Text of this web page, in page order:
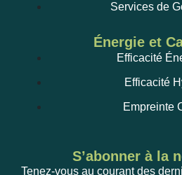
Services de
Énergie et
Efficacité
Efficacité
Empreinte
S’abonner à la
Tenez-vous au courant des